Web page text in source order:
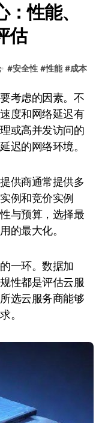
性能、
估
#安全性 #性能 #成本
度和网络延迟有
或高并发访问的
迟的网络环境。
供商通常提供多
例和竞价实例
与预算，选择最
的最大化。
一环。数据加
性都是评估云服
选云服务商能够
。